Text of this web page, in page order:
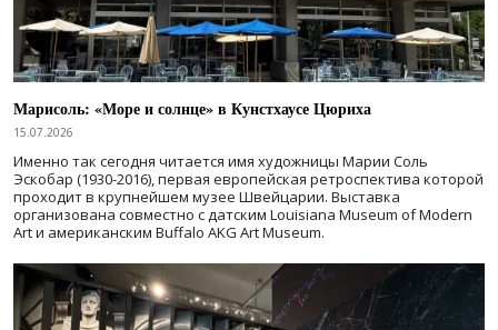
Марисоль: «Море и солнце» в Кунстхаусе Цюриха
15.07.2026
Именно так сегодня читается имя художницы Марии Соль
Эскобар (1930-2016), первая европейская ретроспектива которой
проходит в крупнейшем музее Швейцарии. Выставка
организована совместно с датским Louisiana Museum of Modern
Art и американским Buffalo AKG Art Museum.